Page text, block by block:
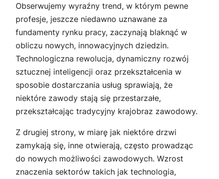
Obserwujemy wyraźny trend, w którym pewne
profesje, jeszcze niedawno uznawane za
fundamenty rynku pracy, zaczynają blaknąć w
obliczu nowych, innowacyjnych dziedzin.
Technologiczna rewolucja, dynamiczny rozwój
sztucznej inteligencji oraz przekształcenia w
sposobie dostarczania usług sprawiają, że
niektóre zawody stają się przestarzałe,
przekształcając tradycyjny krajobraz zawodowy.
Z drugiej strony, w miarę jak niektóre drzwi
zamykają się, inne otwierają, często prowadząc
do nowych możliwości zawodowych. Wzrost
znaczenia sektorów takich jak technologia,